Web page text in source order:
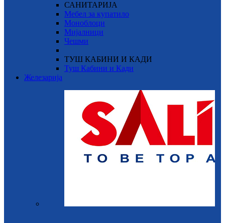
САНИТАРИЈА
Мебел за купатило
Моноблоци
Мијалници
Чешми
ТУШ КАБИНИ И КАДИ
Туш Кабини и Кади
Железарија